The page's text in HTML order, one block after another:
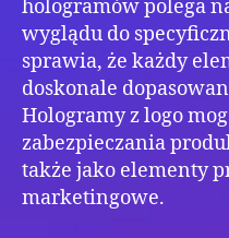
hologramów polega
wyglądu do
sprawia, że każdy
doskonale
Hologramy z logo
zabezpieczania
także jako elementy
marketingowe.